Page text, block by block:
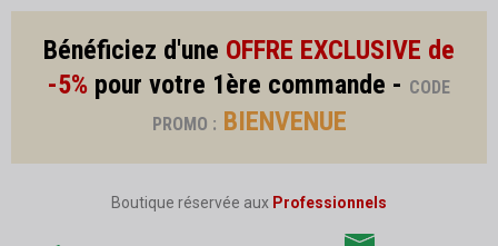
Bénéficiez d'une OFFRE EXCLUSIVE de
-5% pour votre 1ère commande - CODE
PROMO : BIENVENUE
Boutique réservée aux Professionnels